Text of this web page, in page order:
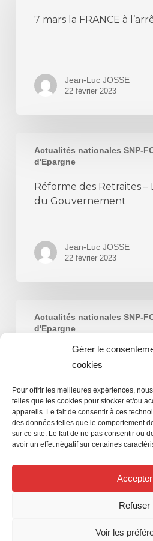
Gérer le
cookies
Pour offrir les meilleures expériences,
telles que les cookies pour stocker et/ou
appareils. Le fait de consentir à ces
des données telles que le comportement
sur ce site. Le fait de ne pas consentir ou
avoir un effet négatif sur certaines
Accepter
Refuser
Voir les
FRANCE7 mars la FRANCE à
Jean-Luc JOSSE
22 février 2023
Actualités nationales SNP-
d'Epargne
Gouvernement
Réforme des Retraites
du Gouvernement
Jean-Luc JOSSE
22 février 2023
Actualités nationales SNP-
d'Epargne
de
BPCE
« COVID-19 » à travers le
Jean-Luc JOSSE
15 avril 2020
© 2026 SNP FO des Caisses